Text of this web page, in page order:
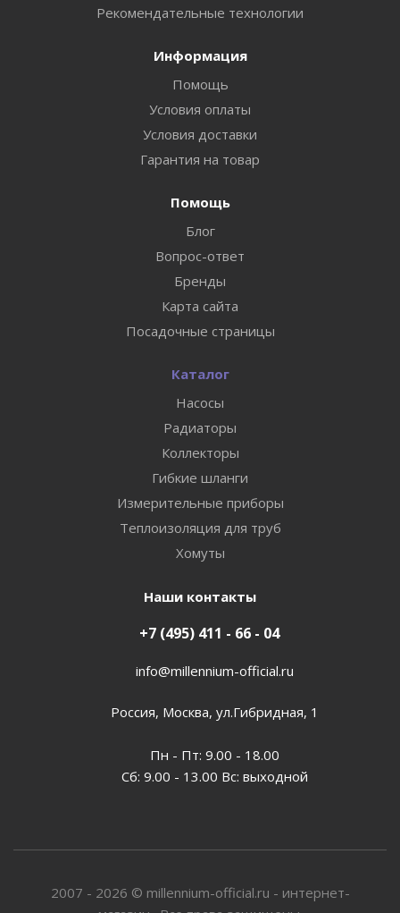
Рекомендательные технологии
Информация
Помощь
Условия оплаты
Условия доставки
Гарантия на товар
Помощь
Блог
Вопрос-ответ
Бренды
Карта сайта
Посадочные страницы
Каталог
Насосы
Радиаторы
Коллекторы
Гибкие шланги
Измерительные приборы
Теплоизоляция для труб
Хомуты
Наши контакты
+7 (495) 411 - 66 - 04
info@millennium-official.ru
Россия, Москва, ул.Гибридная, 1
Пн - Пт: 9.00 - 18.00
Сб: 9.00 - 13.00 Вс: выходной
2007 - 2026 © millennium-official.ru - интернет-